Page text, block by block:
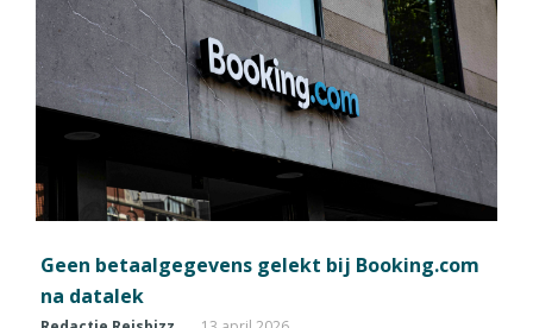
Geen betaalgegevens gelekt bij Booking.com
na datalek